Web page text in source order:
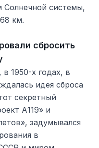
системы,
км.
сбросить
1950-х годах, в
идея сброса
секретный
А119» и
задумывался
в